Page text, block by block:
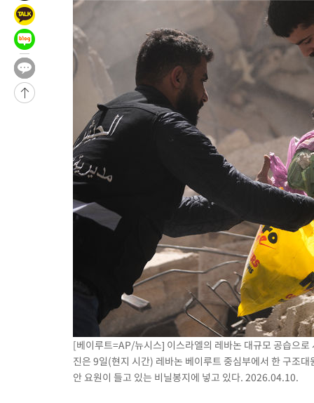
-16948초 전 >
이란 "호르무즈 재개방 합의 근접…美 배상 선행돼야"
-7995초 전 >
[속보]與최고위원 제주·인천 순회경선…박선원·최민희·서미
민수·김용 순
-7948초 전 >
[속보]김민석, 與 전대 당원투표 누적 득표율 45.42%로 1위…
래 44.56%
-7230초 전 >
[속보]與 대표 경선 제주·인천 당원투표…金 47.75%·鄭
宋 10.17%
-6764초 전 >
이강인 "아틀레티코 이적 기뻐…등번호 7번 의미보단 팀 위해
[속보]與 당대표 경선, 제주·인천 권리당원 투표 김민석 승리
낮 최고 35도 '무더위'…동해안 시간당 30㎜ '강한 비'[내일날씨]
[속보]이강인 "감독님이 원하는 마음 느꼈고, 많은 트로피 원해 아틀
수도권 40도 육박 '펄펄'…동해안 일부 지역엔 호의주의보
온열질환 사망자 3명 늘어…누적 환자 3000명 돌파
강릉에 시간당 81.4㎜ 물폭탄…도로 잠기고 담벼락 붕괴
백운산서 80년근 천종산삼 9뿌리 발견…감정가 1.3억원
선재도서 해루질 나섰다 실종 60대, 닷새 만에 숨진 채 발견
남자 농구, 나고야 아시안게임서 '홈팀' 일본과 한일전
여수 오동도 해상서 모터보트 전복…1명 사망·1명 실종
극한폭염 한풀 꺾이지만…'낮 최고 35도' 무더위, 열대야 계속[다
축구협회 "압수수색·성접대 논란 사과…쇄신의 기회로 삼겠다"
[속보]'압수수색·성접대 논란' 축구협회 "실망과 걱정 안겨드려
'최고 37도' 폭염 지속…강원동해안 최대 150㎜ 비
[속보]뉴욕증시 상승 마감…S&P 0.6% 나스닥 1.3%↑
[베이루트=AP/뉴시스] 이스라엘의 레바논 대규모 공습으
진은 9일(현지 시간) 레바논 베이루트 중심부에서 한 구조
안 요원이 들고 있는 비닐봉지에 넣고 있다. 2026.04.10.